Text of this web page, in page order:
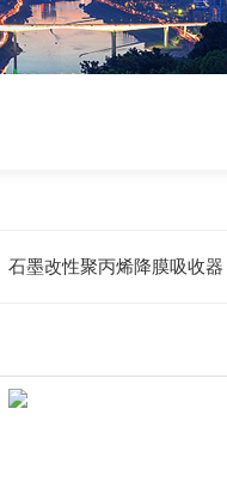
石墨改性聚丙烯降膜吸收器